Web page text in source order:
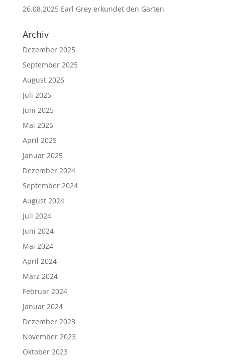
26.08.2025 Earl Grey erkundet den Garten
Archiv
Dezember 2025
September 2025
August 2025
Juli 2025
Juni 2025
Mai 2025
April 2025
Januar 2025
Dezember 2024
September 2024
August 2024
Juli 2024
Juni 2024
Mai 2024
April 2024
März 2024
Februar 2024
Januar 2024
Dezember 2023
November 2023
Oktober 2023